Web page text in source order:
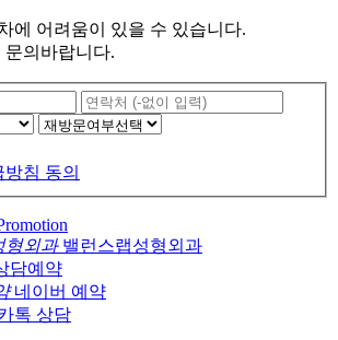
에 어려움이 있을 수 있습니다.
문의바랍니다.
침 동의
밸런스랩성형외과
담예약
네이버 예약
톡 상담